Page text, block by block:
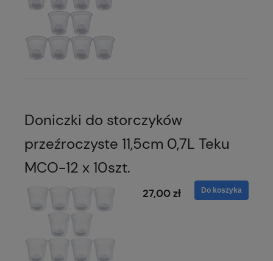
Doniczki do storczyków
przeźroczyste 11,5cm 0,7L Teku
MCO-12 x 10szt.
27,00 zł Do koszyka